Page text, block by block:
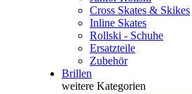
Cross Skates & Skikes
Inline Skates
Rollski - Schuhe
Ersatzteile
Zubehör
Brillen
weitere Kategorien